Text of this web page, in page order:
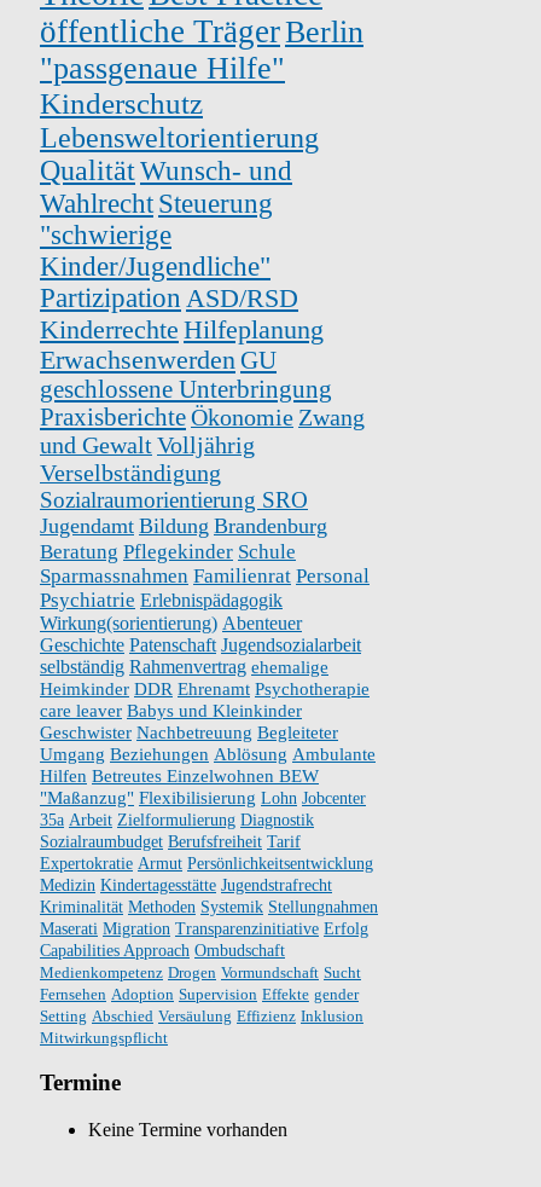
öffentliche TrägerBerlin
"passgenaue Hilfe"
Kinderschutz
Lebensweltorientierung
QualitätWunsch- und
Wahlrecht Steuerung
"schwierige
Kinder/Jugendliche"
Partizipation ASD/RSD
Kinderrechte Hilfeplanung
Erwachsenwerden GU
geschlossene Unterbringung
PraxisberichteÖkonomie Zwang
und GewaltVolljährig
Verselbständigung
Sozialraumorientierung SRO
Jugendamt Bildung Brandenburg
Beratung Pflegekinder Schule
Sparmassnahmen Familienrat Personal
Psychiatrie Erlebnispädagogik
Wirkung(sorientierung) Abenteuer
Geschichte Patenschaft Jugendsozialarbeit
selbständig Rahmenvertrag ehemalige
Heimkinder DDR Ehrenamt Psychotherapie
care leaver Babys und Kleinkinder
Geschwister Nachbetreuung Begleiteter
Umgang Beziehungen Ablösung Ambulante
Hilfen Betreutes Einzelwohnen BEW
"Maßanzug" Flexibilisierung Lohn Jobcenter
35a Arbeit Zielformulierung Diagnostik
Sozialraumbudget Berufsfreiheit Tarif
Expertokratie Armut Persönlichkeitsentwicklung
Medizin Kindertagesstätte Jugendstrafrecht
Kriminalität Methoden Systemik Stellungnahmen
Maserati Migration Transparenzinitiative Erfolg
Capabilities Approach Ombudschaft
Medienkompetenz Drogen Vormundschaft Sucht
Fernsehen Adoption Supervision Effekte gender
Setting Abschied Versäulung Effizienz Inklusion
Mitwirkungspflicht
Termine
Keine Termine vorhanden